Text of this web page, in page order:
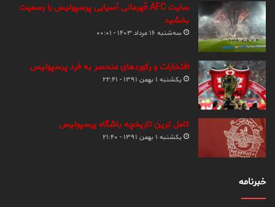
سایت AFC قهرمانی آسیایی پرسپولیس را رسمیت
بخشید
سه‌شنبه ۱۶ مرداد ۱۴۰۳ - ۰۰:۰۱
افتخارات و رکوردهای منحصر به فرد پرسپولیس
یکشنبه ۱ بهمن ۱۳۹۱ - ۲۲:۴۱
کامل ترین تاریخچه باشگاه پرسپولیس
یکشنبه ۱ بهمن ۱۳۹۱ - ۲۱:۴۰
خبرنامه